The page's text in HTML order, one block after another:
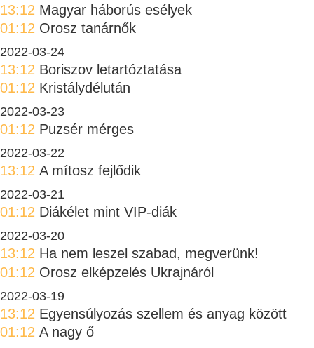
13:12 Magyar háborús esélyek
01:12 Orosz tanárnők
2022-03-24
13:12 Boriszov letartóztatása
01:12 Kristálydélután
2022-03-23
01:12 Puzsér mérges
2022-03-22
13:12 A mítosz fejlődik
2022-03-21
01:12 Diákélet mint VIP-diák
2022-03-20
13:12 Ha nem leszel szabad, megverünk!
01:12 Orosz elképzelés Ukrajnáról
2022-03-19
13:12 Egyensúlyozás szellem és anyag között
01:12 A nagy ő